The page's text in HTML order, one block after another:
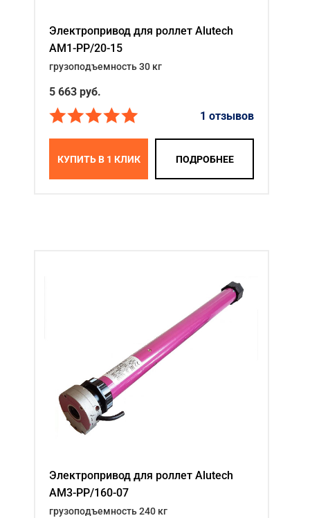
Электропривод для роллет Alutech
AM1-PP/20-15
грузоподъемность 30 кг
5 663 руб.
1 отзывов
КУПИТЬ В 1 КЛИК ПОДРОБНЕЕ
Электропривод для роллет Alutech
AM3-PP/160-07
грузоподъемность 240 кг